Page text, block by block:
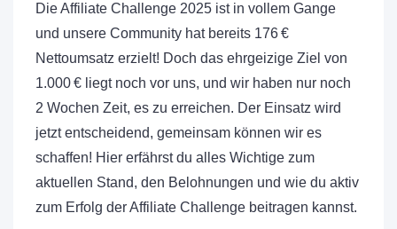
Die Affiliate Challenge 2025 ist in vollem Gange
und unsere Community hat bereits 176 €
Nettoumsatz erzielt! Doch das ehrgeizige Ziel von
1.000 € liegt noch vor uns, und wir haben nur noch
2 Wochen Zeit, es zu erreichen. Der Einsatz wird
jetzt entscheidend, gemeinsam können wir es
schaffen! Hier erfährst du alles Wichtige zum
aktuellen Stand, den Belohnungen und wie du aktiv
zum Erfolg der Affiliate Challenge beitragen kannst.